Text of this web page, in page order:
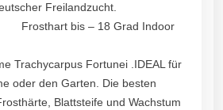
Freilandzucht.
– 18 Grad Indoor
Trachycarpus Fortunei .IDEAL für
oder den Garten. Die besten
Blattsteife und Wachstum